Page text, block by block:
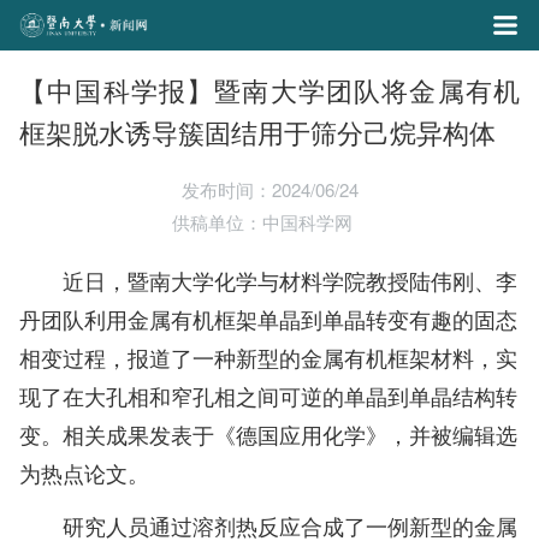
【中国科学报】暨南大学团队将金属有机
框架脱水诱导簇固结用于筛分己烷异构体
发布时间：2024/06/24
供稿单位：中国科学网
近日，暨南大学化学与材料学院教授陆伟刚、李
丹团队利用金属有机框架单晶到单晶转变有趣的固态
相变过程，报道了一种新型的金属有机框架材料，实
现了在大孔相和窄孔相之间可逆的单晶到单晶结构转
变。相关成果发表于《德国应用化学》，并被编辑选
为热点论文。
研究人员通过溶剂热反应合成了一例新型的金属